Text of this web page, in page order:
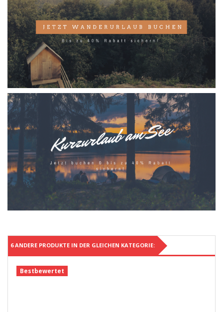
6 ANDERE PRODUKTE IN DER GLEICHEN KATEGORIE:
Bestbewertet